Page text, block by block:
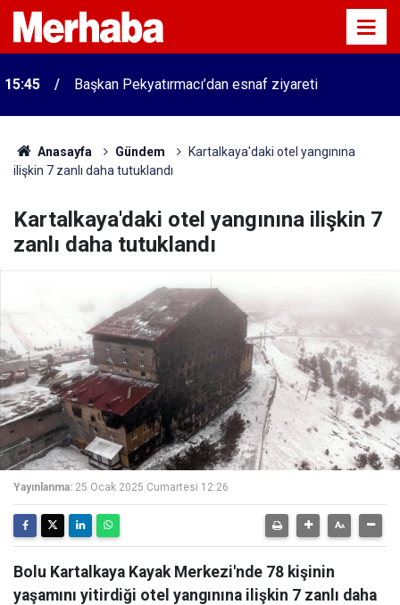
15:45 Başkan Pekyatırmacı’dan esnaf ziyareti
Anasayfa Gündem
Kartalkaya'daki otel yangınına
ilişkin 7 zanlı daha tutuklandı
Kartalkaya'daki otel yangınına ilişkin 7
zanlı daha tutuklandı
Yayınlanma: 25 Ocak 2025 Cumartesi 12:26
Bolu Kartalkaya Kayak Merkezi'nde 78 kişinin
yaşamını yitirdiği otel yangınına ilişkin 7 zanlı daha